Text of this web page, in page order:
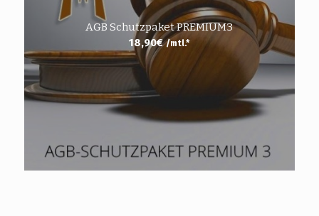
AGB Schutzpaket PREMIUM3
18,90€ /mtl.*